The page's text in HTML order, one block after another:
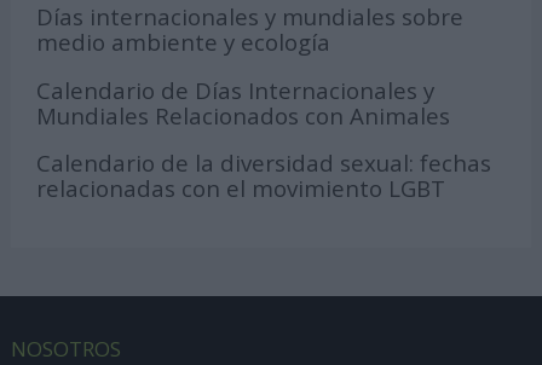
Días internacionales y mundiales sobre
medio ambiente y ecología
Calendario de Días Internacionales y
Mundiales Relacionados con Animales
Calendario de la diversidad sexual: fechas
relacionadas con el movimiento LGBT
NOSOTROS